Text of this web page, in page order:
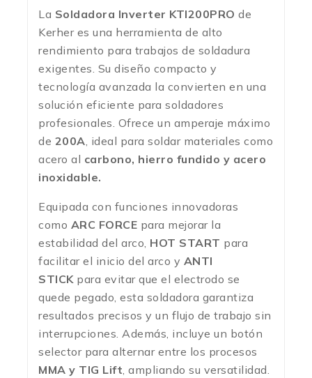
La Soldadora Inverter KTI200PRO de
Kerher es una herramienta de alto
rendimiento para trabajos de soldadura
exigentes. Su diseño compacto y
tecnología avanzada la convierten en una
solución eficiente para soldadores
profesionales. Ofrece un amperaje máximo
de 200A, ideal para soldar materiales como
acero al carbono, hierro fundido y acero
inoxidable.
Equipada con funciones innovadoras
como ARC FORCE para mejorar la
estabilidad del arco, HOT START para
facilitar el inicio del arco y ANTI
STICKpara evitar que el electrodo se
quede pegado, esta soldadora garantiza
resultados precisos y un flujo de trabajo sin
interrupciones. Además, incluye un botón
selector para alternar entre los procesos
MMA y TIG Lift, ampliando su versatilidad.